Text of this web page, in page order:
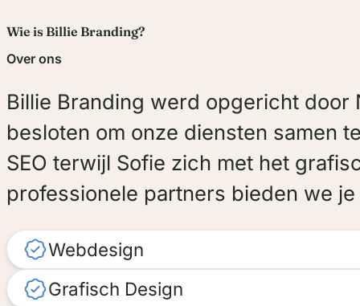
Wie is Billie Branding?
Over ons
Billie Branding werd opgericht door
besloten om onze diensten samen
SEO terwijl Sofie zich met het
professionele partners bieden we
Webdesign
Grafisch Design